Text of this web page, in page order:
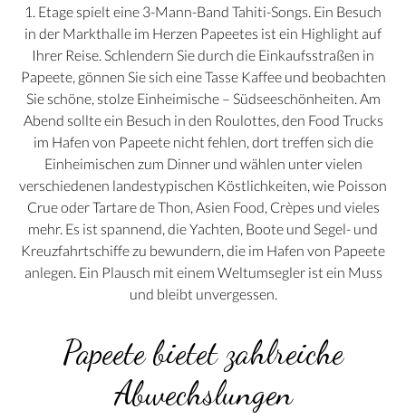
1. Etage spielt eine 3-Mann-Band Tahiti-Songs. Ein Besuch
in der Markthalle im Herzen Papeetes ist ein Highlight auf
Ihrer Reise. Schlendern Sie durch die Einkaufsstraßen in
Papeete, gönnen Sie sich eine Tasse Kaffee und beobachten
Sie schöne, stolze Einheimische – Südseeschönheiten. Am
Abend sollte ein Besuch in den Roulottes, den Food Trucks
im Hafen von Papeete nicht fehlen, dort treffen sich die
Einheimischen zum Dinner und wählen unter vielen
verschiedenen landestypischen Köstlichkeiten, wie Poisson
Crue oder Tartare de Thon, Asien Food, Crèpes und vieles
mehr. Es ist spannend, die Yachten, Boote und Segel- und
Kreuzfahrtschiffe zu bewundern, die im Hafen von Papeete
anlegen. Ein Plausch mit einem Weltumsegler ist ein Muss
und bleibt unvergessen.
Papeete bietet zahlreiche
Abwechslungen